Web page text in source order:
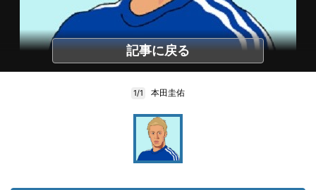
記事に戻る
1/1 本田圭佑